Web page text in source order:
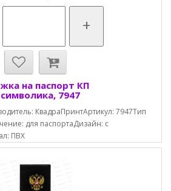
+
на паспорт КП
7947
КвадраПринтАртикул: 7947Тип
для паспортаДизайн: с
ПВХ